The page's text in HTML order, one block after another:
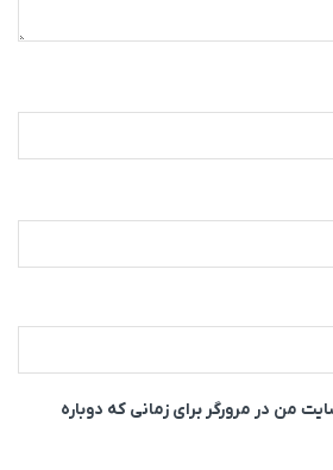
من در مرورگر برای زمانی که دوباره